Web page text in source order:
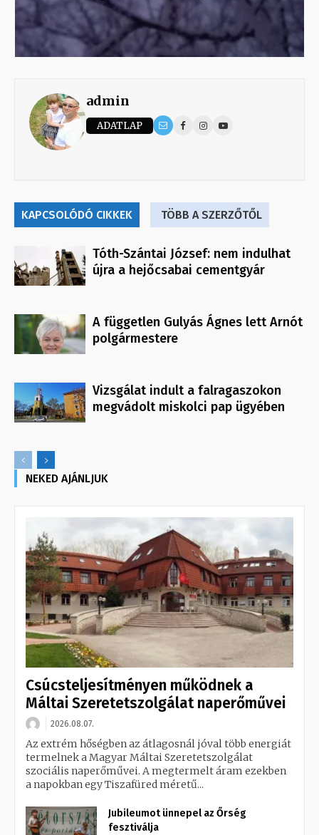
admin
ADATLAP
KAPCSOLÓDÓ CIKKEK TÖBB A SZERZŐTŐL
Tóth-Szántai József: nem indulhat
újra a hejőcsabai cementgyár
A független Gulyás Ágnes lett Arnót
polgármestere
Vizsgálat indult a falragaszokon
megvádolt miskolci pap ügyében
NEKED AJÁNLJUK
Csúcsteljesítményen működnek a
Máltai Szeretetszolgálat naperőművei
2026.08.07.
Az extrém hőségben az átlagosnál jóval több energiát
termelnek a Magyar Máltai Szeretetszolgálat
szociális naperőművei. A megtermelt áram ezekben
a napokban egy Tiszafüred méretű...
Jubileumot ünnepel az Őrség
fesztiválja